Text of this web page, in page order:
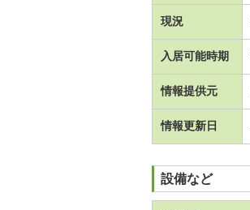
現況
入居可能時期
情報提供元
情報更新日
設備など